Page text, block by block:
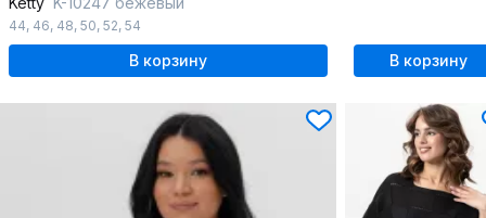
44, 46, 48, 50, 52, 54
В корзину В корзину